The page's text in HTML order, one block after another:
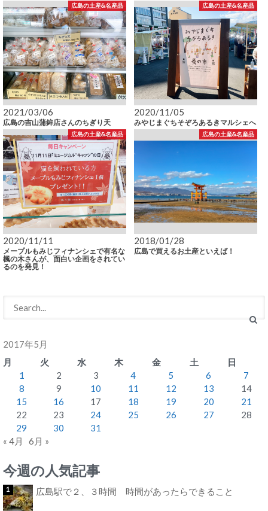
広島の土産&名産品
2021/03/06
広島の吉山蒲鉾店さんのちぎり天
広島の土産&名産品
2020/11/05
みやじまぐちそぞろあるきマルシェへ
広島の土産&名産品
2020/11/11
メープルもみじフィナンシェで有名な
楓の木さんが、面白い企画をされてい
るのを発見！
広島の土産&名産品
2018/01/28
広島で買えるお土産といえば！
2017年5月
月
火 水 木 金 土
日
1
2 3 4 5 6
7
8
9 10 11 12 13
14
15
16 17 18 19 20
21
22
23 24 25 26 27
28
29
30
31
« 4月
6月 »
今週の人気記事
広島駅で２、３時間 時間があったらできること